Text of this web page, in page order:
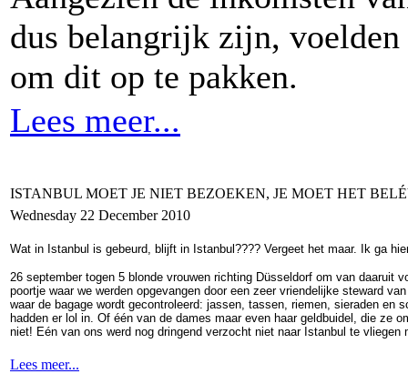
dus belangrijk zijn, voelden
om dit op te pakken.
Lees meer...
ISTANBUL MOET JE NIET BEZOEKEN, JE MOET HET
Wednesday 22 December 2010
Wat in Istanbul is gebeurd, blijft in Istanbul???? Vergeet het maar. Ik ga
26 september togen 5 blonde vrouwen richting Düsseldorf om van daaruit
poortje waar we werden opgevangen door een zeer vriendelijke steward
waar de bagage wordt gecontroleerd: jassen, tassen, riemen, sieraden
hadden er lol in. Of één van de dames maar even haar geldbuidel, die ze
niet! Eén van ons werd nog dringend verzocht niet naar Istanbul te
Lees meer...